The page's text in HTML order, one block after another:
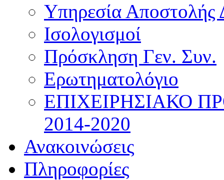
Υπηρεσία Αποστολής
Ισολογισμοί
Πρόσκληση Γεν. Συν.
Ερωτηματολόγιο
ΕΠΙΧΕΙΡΗΣΙΑΚΟ
2014-2020
Ανακοινώσεις
Πληροφορίες